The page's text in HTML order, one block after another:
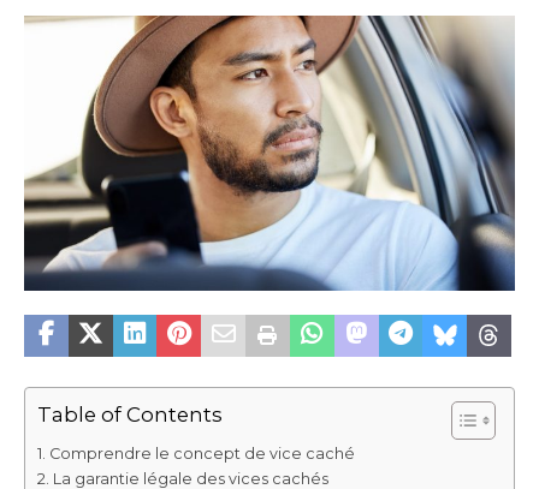
Table of Contents
Comprendre le concept de vice caché
La garantie légale des vices cachés